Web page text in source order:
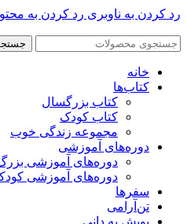
رد کردن به ناوبری رد کردن به
خانه
کتاب‌ها
کتاب بزرگسال
کتاب کودک
مجموعه زندگی خوب
دوره‌های آموزشی
دوره‌های آموزشی
دوره‌های آموزشی
سفرها
تن‌آرامی
پویش به دانی